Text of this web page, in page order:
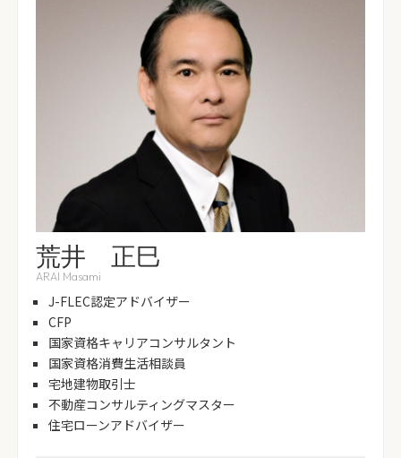
荒井 正巳
ARAI Masami
J-FLEC認定アドバイザー
CFP
国家資格キャリアコンサルタント
国家資格消費生活相談員
宅地建物取引士
不動産コンサルティングマスター
住宅ローンアドバイザー